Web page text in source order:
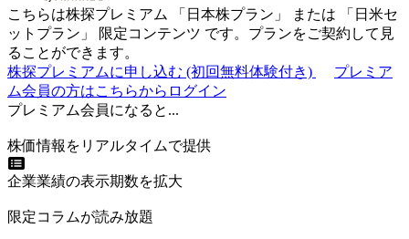
こちらは株探プレミアム 「 日本株プラン 」 または 「 日米セ
ットプラン 」 限定コンテンツ です。プランをご契約して見
ることができます。
株探プレミアムに申し込む (初回無料体験付き)
プレミア
ム会員の方はこちらからログイン
プレミアム会員になると...
株価情報をリアルタイムで提供
企業業績の表示期数を拡大
限定コラムが読み放題